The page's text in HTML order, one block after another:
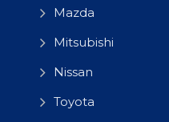
Mazda
Mitsubishi
Nissan
Toyota